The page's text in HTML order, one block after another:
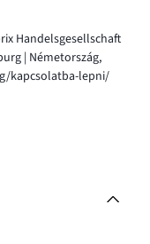
Handelsgesellschaft
| Németország,
kapcsolatba-lepni/